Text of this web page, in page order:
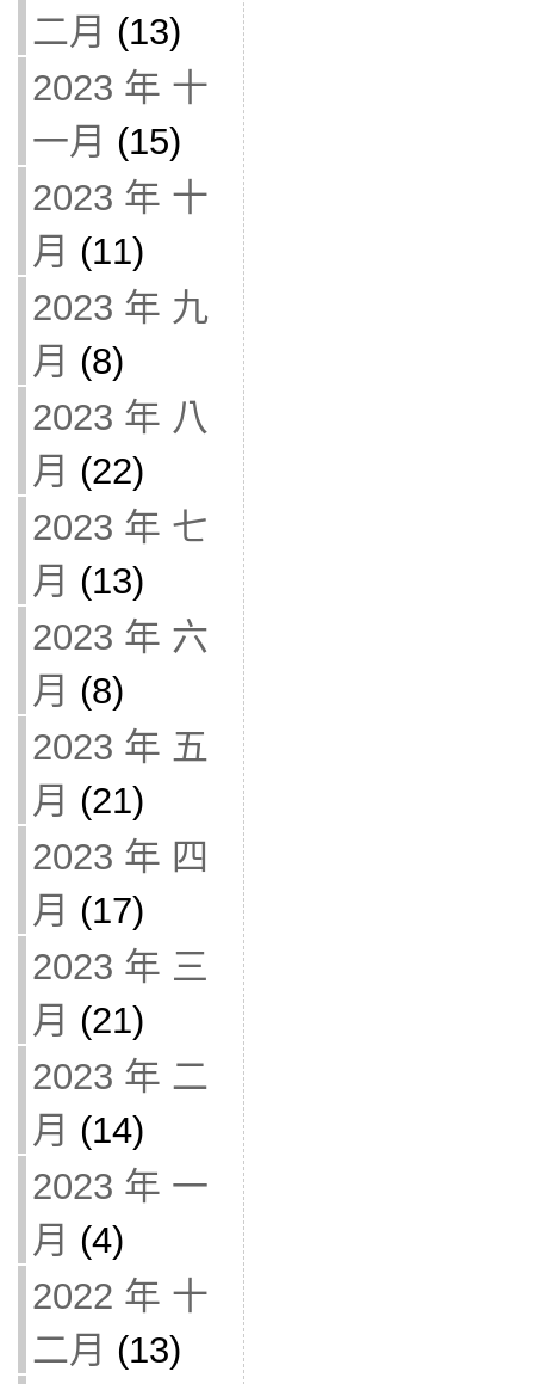
二月 (13)
2023 年 十
一月 (15)
2023 年 十
月 (11)
2023 年 九
月 (8)
2023 年 八
月 (22)
2023 年 七
月 (13)
2023 年 六
月 (8)
2023 年 五
月 (21)
2023 年 四
月 (17)
2023 年 三
月 (21)
2023 年 二
月 (14)
2023 年 一
月 (4)
2022 年 十
二月 (13)